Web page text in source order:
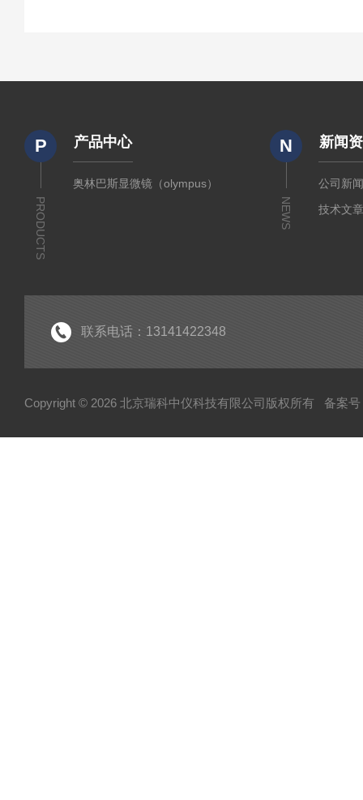
P
PRODUCTS
产品中心
奥林巴斯显微镜（olympus）
N
NEWS
新闻
公司新
技术文
联系电话：13141422348
Copyright © 2026 北京瑞科中仪科技有限公司版权所有 备案号